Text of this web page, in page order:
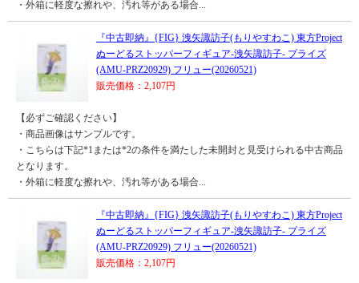
・外箱に軽度な擦れや、汚れ等がある場合...
『中古即納』{FIG} 洩矢諏訪子(もりやすわこ) 東方Project
ぬーどるストッパーフィギュア-洩矢諏訪子- プライズ
(AMU-PRZ20929) フリュー(20260521)
販売価格：2,107円
【必ずご確認ください】
・商品画像はサンプルです。
・こちらは下記*1または*2の条件を満たした未開封と見受けられる中古商品
となります。
・外箱に軽度な擦れや、汚れ等がある場合...
『中古即納』{FIG} 洩矢諏訪子(もりやすわこ) 東方Project
ぬーどるストッパーフィギュア-洩矢諏訪子- プライズ
(AMU-PRZ20929) フリュー(20260521)
販売価格：2,107円